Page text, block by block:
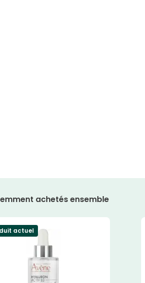
achetés ensemble
actuel